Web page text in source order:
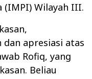
(IMPI) Wilayah III.
dan apresiasi atas
Rofiq, yang
Beliau